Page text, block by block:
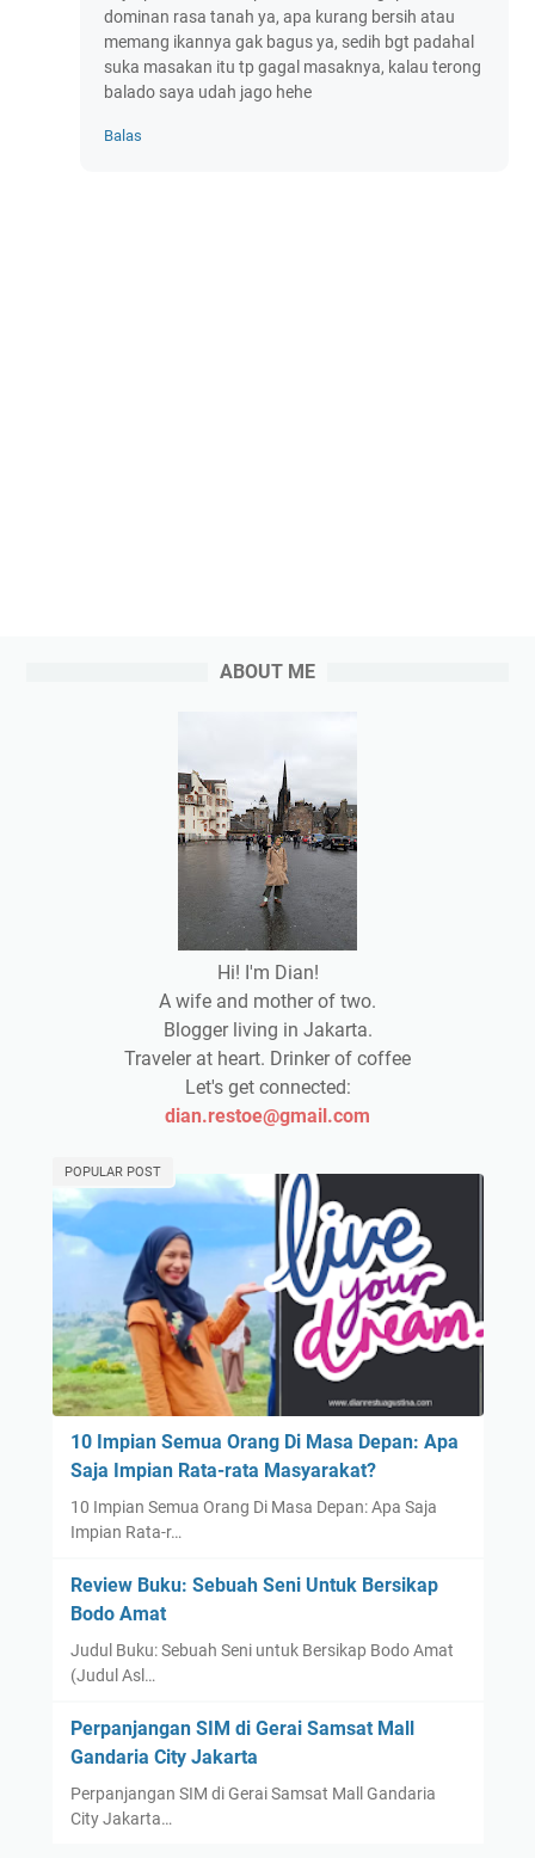
dominan rasa tanah ya, apa kurang bersih atau
memang ikannya gak bagus ya, sedih bgt padahal
suka masakan itu tp gagal masaknya, kalau terong
balado saya udah jago hehe
Balas
ABOUT ME
Hi! I'm Dian!
A wife and mother of two.
Blogger living in Jakarta.
Traveler at heart. Drinker of coffee
Let's get connected:
dian.restoe@gmail.com
POPULAR POST
10 Impian Semua Orang Di Masa Depan: Apa
Saja Impian Rata-rata Masyarakat?
10 Impian Semua Orang Di Masa Depan: Apa Saja
Impian Rata-r…
Review Buku: Sebuah Seni Untuk Bersikap
Bodo Amat
Judul Buku: Sebuah Seni untuk Bersikap Bodo Amat
(Judul Asl…
Perpanjangan SIM di Gerai Samsat Mall
Gandaria City Jakarta
Perpanjangan SIM di Gerai Samsat Mall Gandaria
City Jakarta…